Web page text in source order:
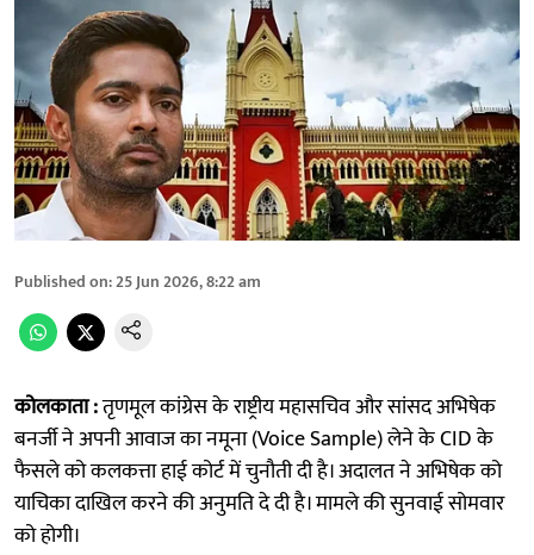
Published on:25 Jun 2026, 8:22 am
कोलकाता :तृणमूल कांग्रेस के राष्ट्रीय महासचिव और सांसद अभिषेक
बनर्जी ने अपनी आवाज का नमूना (Voice Sample) लेने के CID के
फैसले को कलकत्ता हाई कोर्ट में चुनौती दी है। अदालत ने अभिषेक को
याचिका दाखिल करने की अनुमति दे दी है। मामले की सुनवाई सोमवार
को होगी।